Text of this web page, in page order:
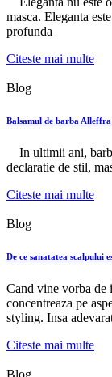
masca. Eleganta
profunda
Citeste mai multe
Blog
Balsamul de barba
In ultimii ani,
declaratie de stil,
Citeste mai multe
Blog
De ce sanatatea scalpului
Cand vine vorba de
concentreaza pe
styling. Insa
Citeste mai multe